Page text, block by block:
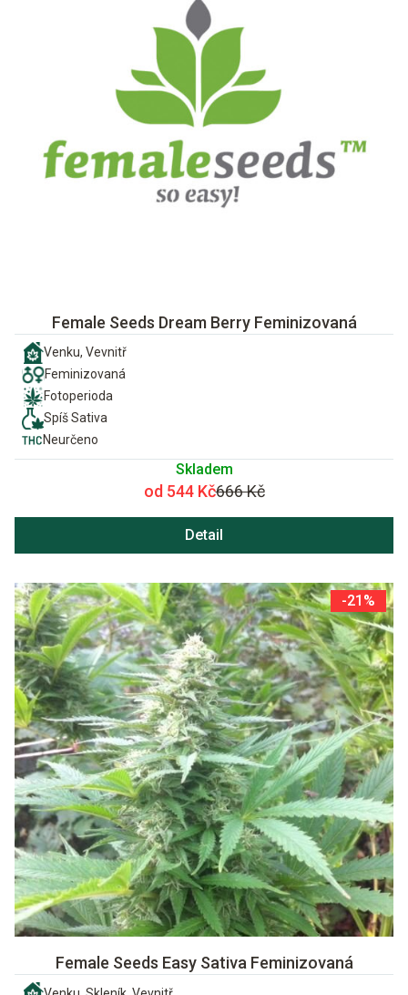
Female Seeds Dream Berry Feminizovaná
Venku, Vevnitř
Feminizovaná
Fotoperioda
Spíš Sativa
Neurčeno
Skladem
od 544 Kč666 Kč
Detail
-21%
Female Seeds Easy Sativa Feminizovaná